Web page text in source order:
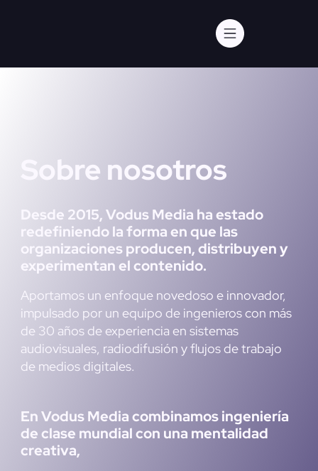
Sobre nosotros
Desde 2015, Vodus Media ha estado
redefiniendo la forma en que las
organizaciones producen, distribuyen y
experimentan el contenido.
Aportamos un enfoque novedoso e innovador,
impulsado por un equipo de ingenieros con más
de 30 años de experiencia en sistemas
audiovisuales, radiodifusión y flujos de trabajo
de medios digitales.
En Vodus Media combinamos ingeniería
de clase mundial con una mentalidad
creativa,